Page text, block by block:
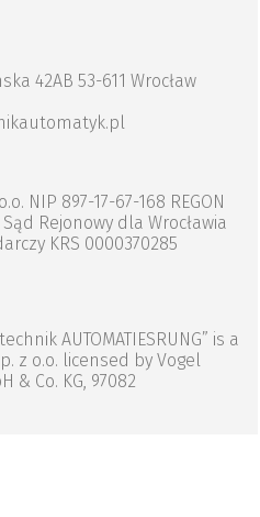
42AB 53-611 Wrocław
NIP 897-17-67-168 REGON
Rejonowy dla Wrocławia
KRS 0000370285
AUTOMATIESRUNG” is a
z o.o. licensed by Vogel
& Co. KG, 97082